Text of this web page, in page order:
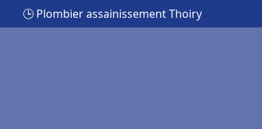
🕒 Plombier assainissement Thoiry